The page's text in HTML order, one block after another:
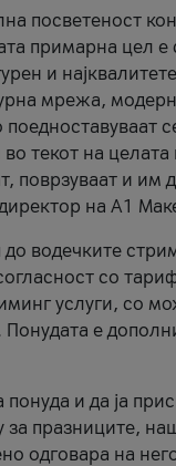
посветеност
примарна цел е
и
мрежа,
текот на
поврзуваат и им
на А1
водечките
со
услуги, со
е
и да ја
за празниците,
одговара на